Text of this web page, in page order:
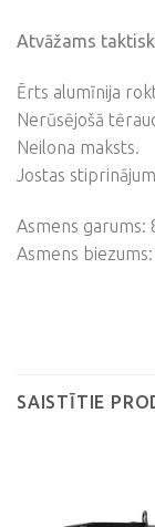
Atvāžams
Ērts alumīnija
Nerūsējošā
Neilona maksts.
Jostas
Asmens garums:
Asmens
SAISTĪTIE